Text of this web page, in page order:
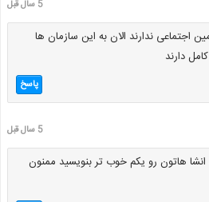
5 سال قبل
اجتماعی ندارند الان به این سازمان ها
دارند
پاسخ
5 سال قبل
انشا هاتون رو یکم خوب تر بنویسید ممنون